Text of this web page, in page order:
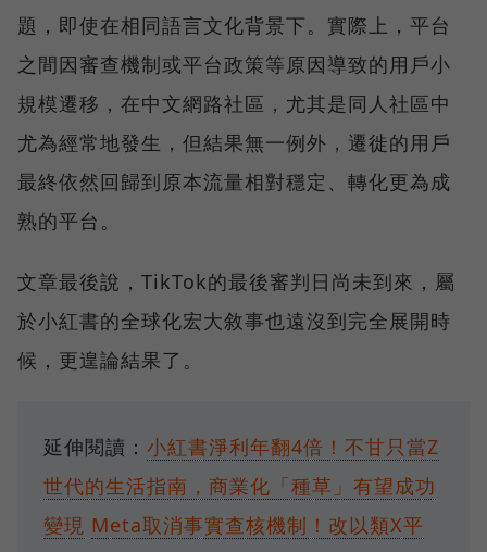
題，即使在相同語言文化背景下。實際上，平台
之間因審查機制或平台政策等原因導致的用戶小
規模遷移，在中文網路社區，尤其是同人社區中
尤為經常地發生，但結果無一例外，遷徙的用戶
最終依然回歸到原本流量相對穩定、轉化更為成
熟的平台。
文章最後說，TikTok的最後審判日尚未到來，屬
於小紅書的全球化宏大敘事也遠沒到完全展開時
候，更遑論結果了。
延伸閱讀： 小紅書淨利年翻4倍！不甘只當Z
世代的生活指南，商業化「種草」有望成功
變現 Meta取消事實查核機制！改以類X平